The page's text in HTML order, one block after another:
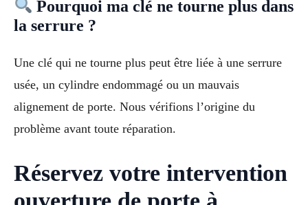
Pourquoi ma clé ne tourne plus dans
la serrure ?
Une clé qui ne tourne plus peut être liée à une serrure
usée, un cylindre endommagé ou un mauvais
alignement de porte. Nous vérifions l’origine du
problème avant toute réparation.
Réservez votre intervention